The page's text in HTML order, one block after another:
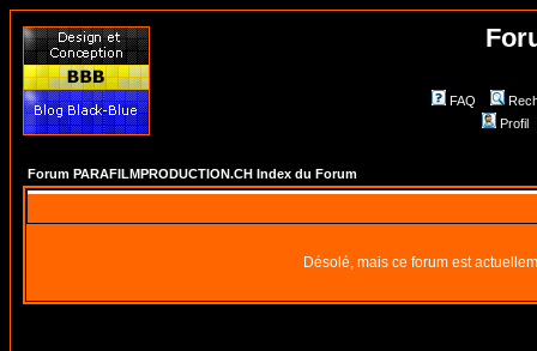
FAQ
Profil
Forum PARAFILMPRODUCTION.CH Index du Forum
Désolé, mais ce forum est